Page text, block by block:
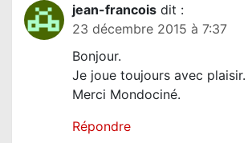
jean-francois dit :
23 décembre 2015 à 7:37
Bonjour.
Je joue toujours avec plaisir.
Merci Mondociné.
Répondre